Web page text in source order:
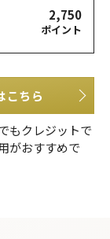
2,750
ポイント
こちら
もクレジットで
がおすすめで